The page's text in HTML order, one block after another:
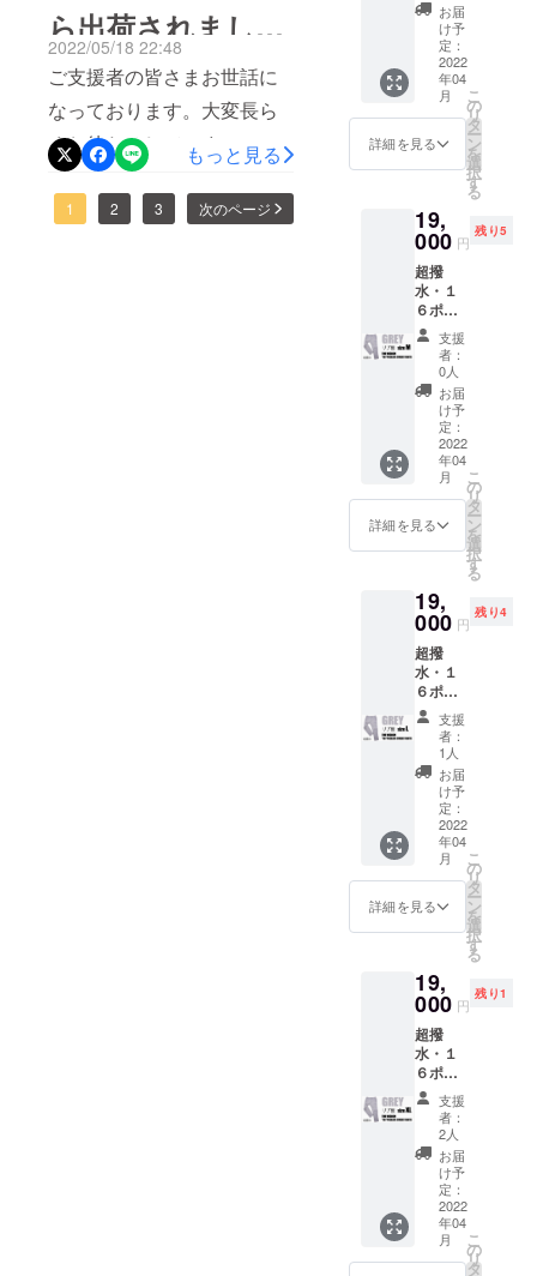
こととなってしまい大変恐
縮ですが、毎日仕上がった
分から順次出荷させていた
だいております。出荷され
た分に関してはお一人お一
ルでお送りしています。
けしますがご確認の程お願
い致します。引き続き何卒
よろしくお願いいたしま
す。RE:LORE™ 川端
した。発送後に改めてお一
人お一人に、送り状番号の
ご連絡をさせていただきま
す。この度は大幅な遅延と
なってしまったことを深く
お詫び申し上げます。それ
と同時にご理解いただいた
ら出荷されまし
た。
2022/05/18 22:48
ご支援者の皆さまお世話に
なっております。大変長ら
くお待たせしていまい、誠
に申し訳ありません。依然
として上海のロックダウン
もっと見る
1 2 3 次のページ
トパン
ツ【リ
ブ無
し】 ×
１着
GREY
Sサイ
ズ 【一
般販売
予定価
込
23,100
円から
驚愕の
4,100円
OFF！
！ 税込
み、送
料込み
なの
で、非
常にお
買い得
です！
・【リ
ブ無
し】：
ジュア
ル〜キ
レイ目
のスタ
イルま
でOK
※RE:LO
REはお
客様
ファー
ストと
サステ
ナブル
の観点
から
セール
を実施
格でご
購入い
ただけ
るこの
機会を
お見逃
しな
く！
お届
け予
定：
2022
年04
月
詳細を見る
こ
の
リ
タ
ー
ン
を
選
択
す
る
19,
000 円
残り5
超撥
水・１
６ポ
ケット
ス
ウェッ
トパン
ツ【リ
ブ無
し】 ×
１着
GREY
Mサ
イズ
【一般
販売予
格】税
込
23,100
円から
驚愕の
4,100円
OFF！
！ 税込
み、送
料込み
なの
で、非
常にお
買い得
です！
・【リ
ブ無
く、カ
ジュア
ル〜キ
レイ目
のスタ
イルま
でOK
※RE:LO
REはお
客様
ファー
ストと
サステ
ナブル
の観点
から
支援
者：
0人
お届
け予
定：
2022
年04
月
詳細を見る
こ
の
リ
タ
ー
ン
を
選
択
す
る
19,
000 円
残り4
超撥
水・１
６ポ
ケット
ス
ウェッ
トパン
ツ【リ
ブ無
し】 ×
１着
GREY
Lサイ
ズ 【一
般販売
予定価
込
23,100
円から
驚愕の
4,100円
OFF！
！ 税込
み、送
料込み
なの
で、非
常にお
買い得
です！
・【リ
ブ無
支援
者：
1人
お届
け予
定：
2022
年04
月
詳細を見る
こ
の
リ
タ
ー
ン
を
選
択
す
る
19,
000 円
残り1
超撥
水・１
６ポ
ケット
ス
ウェッ
トパン
ツ【リ
ブ無
し】 ×
１着
GREY
XLサ
支援
者：
2人
お届
け予
定：
2022
年04
月
こ
の
リ
タ